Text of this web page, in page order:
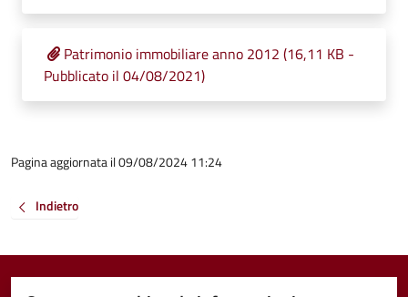
Patrimonio immobiliare anno 2012 (16,11 KB -
Pubblicato il 04/08/2021)
Pagina aggiornata il 09/08/2024 11:24
Indietro